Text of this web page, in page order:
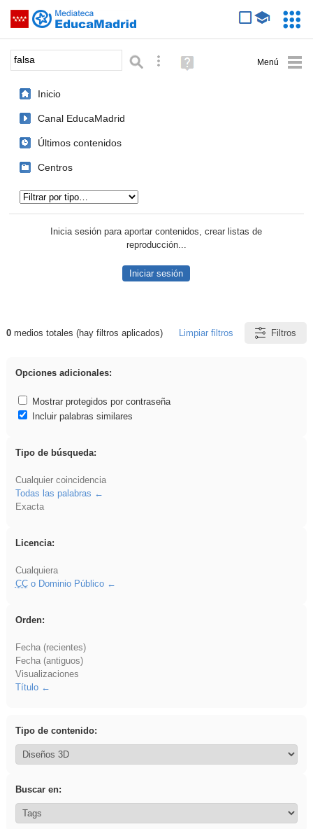
Saltar navegación
Palabra o frase: Búsqueda avanzada
Ayuda
(en
Inicio
Canal EducaMadrid
Últimos contenidos
Centros
Inicia sesión para aportar contenidos, crear listas de
reproducción...
Iniciar sesión
Resultados de: falsa
0medios totales (hay filtros aplicados) Limpiar filtros Filtros
Opciones adicionales:
Mostrar protegidos por contraseña
Incluir palabras similares
Tipo de búsqueda:
Cualquier coincidencia
Todas las palabras
Exacta
Licencia:
Cualquiera
CCo Dominio Público
Orden:
Fecha (recientes)
Fecha (antiguos)
Visualizaciones
Título
Tipo de contenido:
Buscar en: